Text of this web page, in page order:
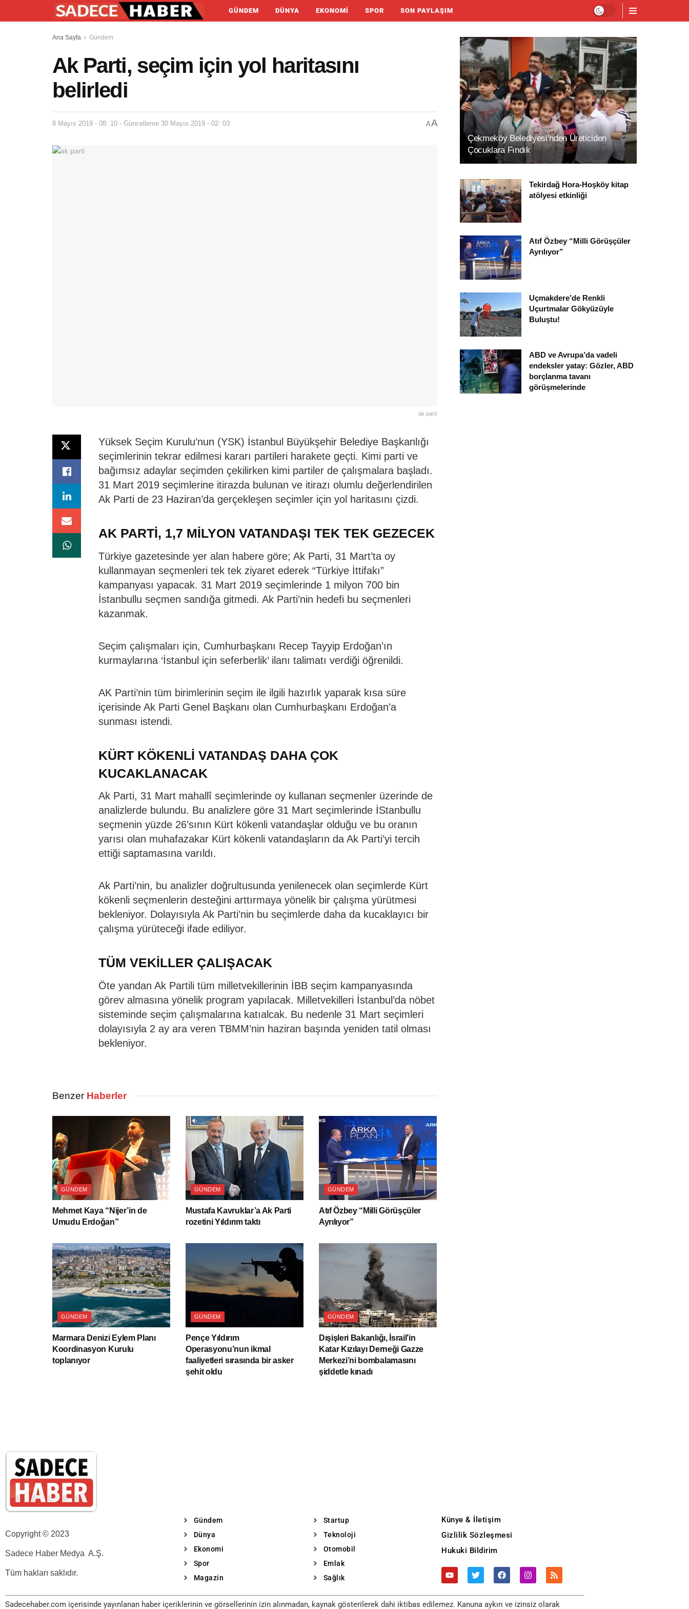
GÜNDEM DÜNYA EKONOMI SPOR SON PAYLAŞIM
Ana Sayfa Gündem
Ak Parti, seçim için yol haritasını
belirledi
8 Mayıs 2019 - 08: 10 - Güncelleme 30 Mayıs 2019 - 02: 03 AA
ak parti
Yüksek Seçim Kurulu’nun (YSK) İstanbul Büyükşehir Belediye Başkanlığı
seçimlerinin tekrar edilmesi kararı partileri harakete geçti. Kimi parti ve
bağımsız adaylar seçimden çekilirken kimi partiler de çalışmalara başladı.
31 Mart 2019 seçimlerine itirazda bulunan ve itirazı olumlu değerlendirilen
Ak Parti de 23 Haziran’da gerçekleşen seçimler için yol haritasını çizdi.
AK PARTİ, 1,7 MİLYON VATANDAŞI TEK TEK GEZECEK
Türkiye gazetesinde yer alan habere göre; Ak Parti, 31 Mart’ta oy
kullanmayan seçmenleri tek tek ziyaret ederek “Türkiye İttifakı”
kampanyası yapacak. 31 Mart 2019 seçimlerinde 1 milyon 700 bin
İstanbullu seçmen sandığa gitmedi. Ak Parti’nin hedefi bu seçmenleri
kazanmak.
Seçim çalışmaları için, Cumhurbaşkanı Recep Tayyip Erdoğan’ın
kurmaylarına ‘İstanbul için seferberlik’ ilanı talimatı verdiği öğrenildi.
AK Parti’nin tüm birimlerinin seçim ile ilgili hazırlık yaparak kısa süre
içerisinde Ak Parti Genel Başkanı olan Cumhurbaşkanı Erdoğan’a
sunması istendi.
KÜRT KÖKENLİ VATANDAŞ DAHA ÇOK
KUCAKLANACAK
Ak Parti, 31 Mart mahallî seçimlerinde oy kullanan seçmenler üzerinde de
analizlerde bulundu. Bu analizlere göre 31 Mart seçimlerinde İStanbullu
seçmenin yüzde 26’sının Kürt kökenli vatandaşlar olduğu ve bu oranın
yarısı olan muhafazakar Kürt kökenli vatandaşların da Ak Parti’yi tercih
ettiği saptamasına varıldı.
Ak Parti’nin, bu analizler doğrultusunda yenilenecek olan seçimlerde Kürt
kökenli seçmenlerin desteğini arttırmaya yönelik bir çalışma yürütmesi
bekleniyor. Dolayısıyla Ak Parti’nin bu seçimlerde daha da kucaklayıcı bir
çalışma yürüteceği ifade ediliyor.
TÜM VEKİLLER ÇALIŞACAK
Öte yandan Ak Partili tüm milletvekillerinin İBB seçim kampanyasında
görev almasına yönelik program yapılacak. Milletvekilleri İstanbul’da nöbet
sisteminde seçim çalışmalarına katıalcak. Bu nedenle 31 Mart seçimleri
dolayısıyla 2 ay ara veren TBMM’nin haziran başında yeniden tatil olması
bekleniyor.
Benzer Haberler
GÜNDEM
Mehmet Kaya “Nijer’in de
Umudu Erdoğan”
GÜNDEM
Mustafa Kavruklar’a Ak Parti
rozetini Yıldırım taktı
GÜNDEM
Atıf Özbey “Milli Görüşçüler
Ayrılıyor”
GÜNDEM
Marmara Denizi Eylem Planı
Koordinasyon Kurulu
toplanıyor
GÜNDEM
Pençe Yıldırım
Operasyonu’nun ikmal
faaliyetleri sırasında bir asker
şehit oldu
GÜNDEM
Dışişleri Bakanlığı, İsrail’in
Katar Kızılayı Derneği Gazze
Merkezi’ni bombalamasını
şiddetle kınadı
Çekmeköy Belediyesi’nden Üreticiden
Çocuklara Fındık
Tekirdağ Hora-Hoşköy kitap
atölyesi etkinliği
Atıf Özbey “Milli Görüşçüler
Ayrılıyor”
Uçmakdere’de Renkli
Uçurtmalar Gökyüzüyle
Buluştu!
ABD ve Avrupa’da vadeli
endeksler yatay: Gözler, ABD
borçlanma tavanı
görüşmelerinde
Copyright © 2023
Sadece Haber Medya A.Ş.
Tüm hakları saklıdır.
Gündem
Dünya
Ekonomi
Spor
Magazin
Startup
Teknoloji
Otomobil
Emlak
Sağlık
Künye & İletişim
Gizlilik Sözleşmesi
Hukuki Bildirim
Sadecehaber.com içerisinde yayınlanan haber içeriklerinin ve görsellerinin izin alınmadan, kaynak gösterilerek dahi iktibas edilemez. Kanuna aykırı ve izinsiz olarak